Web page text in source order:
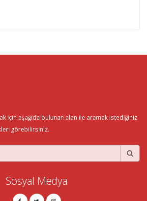
için aşağıda bulunan alan ile aramak istediğiniz
görebilirsiniz.
Sosyal Medya